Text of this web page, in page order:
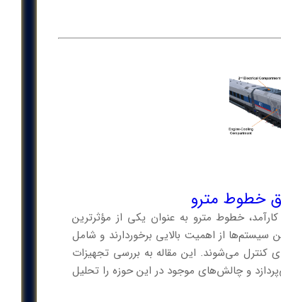
خطوط مترو
خطوط مترو به عنوان یکی از مؤثرترین
از اهمیت بالایی برخوردارند و شامل
می‌شوند. این مقاله به بررسی تجهیزات
و چالش‌های موجود در این حوزه را تحلیل